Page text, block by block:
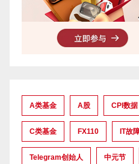
A类基金 A股 CPI数据
C类基金 FX110 IT故
Telegram创始人 中元节